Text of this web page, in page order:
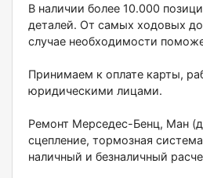
В наличии более 10.000
деталей. От самых ходовых
случае необходимости
Принимаем к оплате карты,
юридическими лицами.
Ремонт Мерседес-Бенц, Ман
сцепление, тормозная
наличный и безналичный